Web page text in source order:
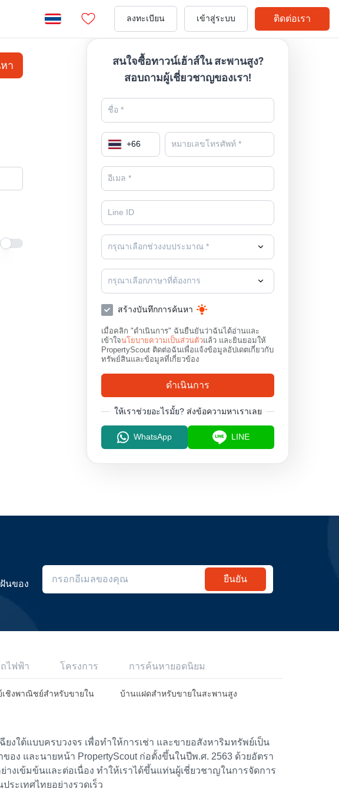
ลงทะเบียน เข้าสู่ระบบ ติดต่อเรา
า
สนใจซื้อทาวน์เฮ้าส์ใน สะพานสูง?
สอบถามผู้เชี่ยวชาญของเรา!
+66
กรุณาเลือกช่วงงบประมาณ *
กรุณาเลือกภาษาที่ต้องการ
สร้างบันทึกการค้นหา
เมื่อคลิก "ดำเนินการ" ฉันยืนยันว่าฉันได้อ่านและ
เข้าใจนโยบายความเป็นส่วนตัวแล้ว และยินยอมให้
PropertyScout ติดต่อฉันเพื่อแจ้งข้อมูลอัปเดตเกี่ยวกับ
ทรัพย์สินและข้อมูลที่เกี่ยวข้อง
ดำเนินการ
ให้เราช่วยอะไรมั้ย? ส่งข้อความหาเราเลย
WhatsApp LINE
นของ
ยืนยัน
ไฟฟ้า โครงการ การค้นหายอดนิยม
เชิงพาณิชย์สำหรับขายใน
บ้านแฝดสำหรับขายในสะพานสูง
งใต้แบบครบวงจร เพื่อทำให้การเช่า และขายอสังหาริมทรัพย์เป็น
อง และนายหน้า PropertyScout ก่อตั้งขึ้นในปีพ.ศ. 2563 ด้วยอัตรา
งเข้มข้นและต่อเนื่อง ทำให้เราได้ขึ้นแท่นผู้เชี่ยวชาญในการจัดการ
ะเทศไทยอย่างรวดเร็ว